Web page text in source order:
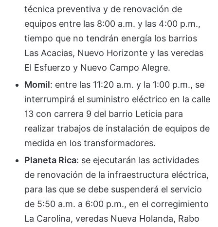
técnica preventiva y de renovación de
equipos entre las 8:00 a.m. y las 4:00 p.m.,
tiempo que no tendrán energía los barrios
Las Acacias, Nuevo Horizonte y las veredas
El Esfuerzo y Nuevo Campo Alegre.
Momil: entre las 11:20 a.m. y la 1:00 p.m., se
interrumpirá el suministro eléctrico en la calle
13 con carrera 9 del barrio Leticia para
realizar trabajos de instalación de equipos de
medida en los transformadores.
Planeta Rica: se ejecutarán las actividades
de renovación de la infraestructura eléctrica,
para las que se debe suspenderá el servicio
de 5:50 a.m. a 6:00 p.m., en el corregimiento
La Carolina, veredas Nueva Holanda, Rabo